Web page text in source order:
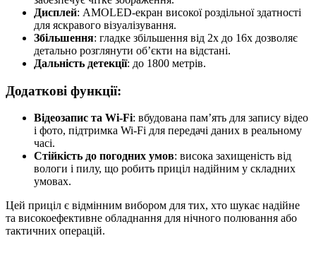
Дисплей: AMOLED-екран високої роздільної здатності
для яскравого візуалізування.
Збільшення: гладке збільшення від 2x до 16x дозволяє
детально розглянути об’єкти на відстані.
Дальність детекції: до 1800 метрів.
Додаткові функції:
Відеозапис та Wi-Fi: вбудована пам’ять для запису відео
і фото, підтримка Wi-Fi для передачі даних в реальному
часі.
Стійкість до погодних умов: висока захищеність від
вологи і пилу, що робить приціл надійним у складних
умовах.
Цей приціл є відмінним вибором для тих, хто шукає надійне
та високоефективне обладнання для нічного полювання або
тактичних операцій.